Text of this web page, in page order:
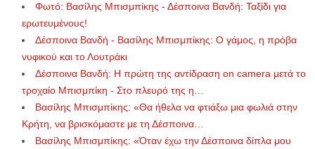
Φωτό: Βασίλης Μπισμπίκης - Δέσποινα Βανδή: Ταξίδι για
ερωτευμένους!
Δέσποινα Βανδή - Βασίλης Μπισμπίκης: Ο γάμος, η πρόβα
νυφικού και το Λουτράκι
Δέσποινα Βανδή: Η πρώτη της αντίδραση on camera μετά το
τροχαίο Μπισμπίκη - Στο πλευρό της η…
Βασίλης Μπισμπίκης: «Θα ήθελα να φτιάξω μια φωλιά στην
Κρήτη, να βρισκόμαστε με τη Δέσποινα…
Βασίλης Μπισμπίκης: «Όταν έχω την Δέσποινα δίπλα μου